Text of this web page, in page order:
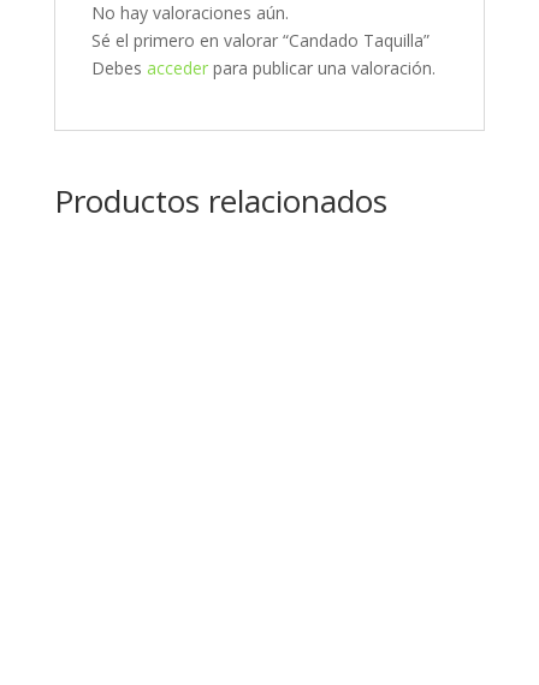
No hay valoraciones aún.
Sé el primero en valorar “Candado Taquilla”
Debes accederpara publicar una valoración.
Productos relacionados